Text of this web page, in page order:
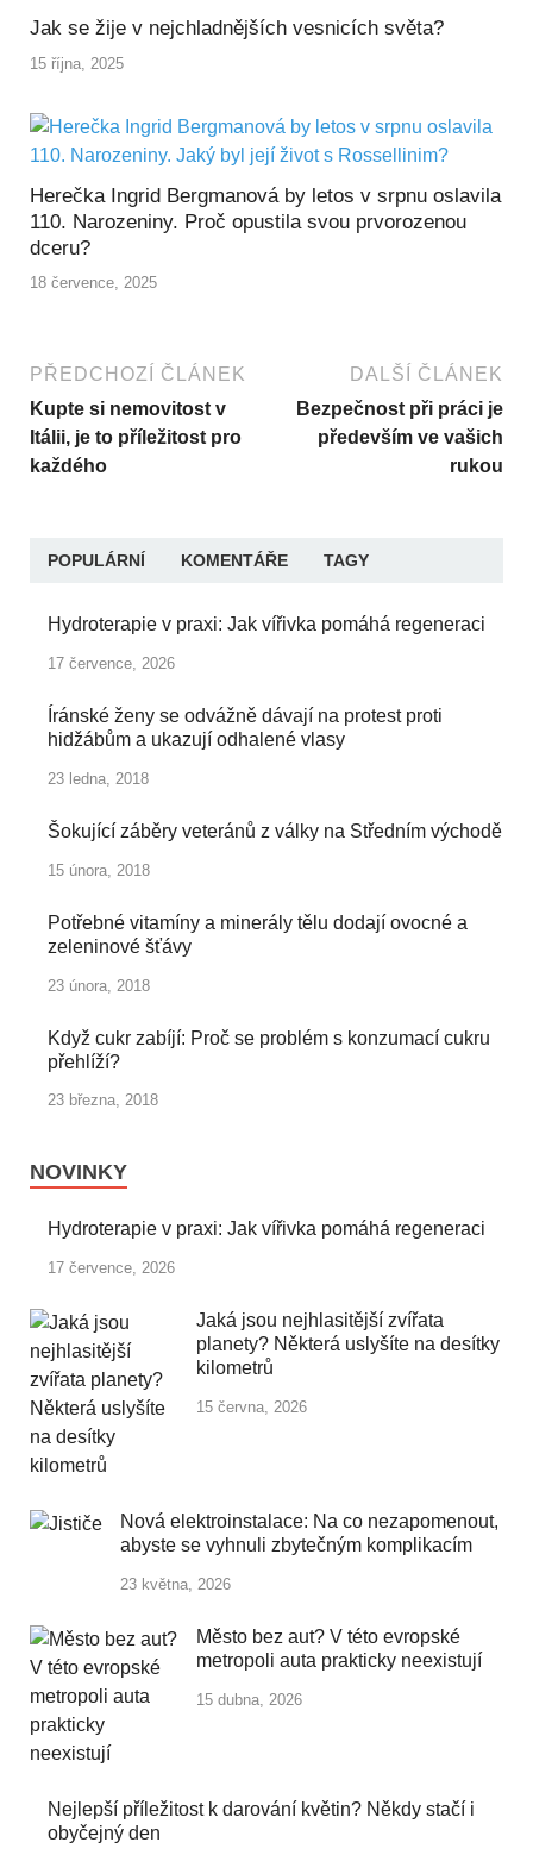
Jak se žije v nejchladnějších vesnicích světa?
15 října, 2025
Herečka Ingrid Bergmanová by letos v srpnu oslavila
110. Narozeniny. Proč opustila svou prvorozenou
dceru?
18 července, 2025
PŘEDCHOZÍ ČLÁNEK
Kupte si nemovitost v
Itálii, je to příležitost pro
každého
DALŠÍ ČLÁNEK
Bezpečnost při práci je
především ve vašich
rukou
POPULÁRNÍ KOMENTÁŘE TAGY
Hydroterapie v praxi: Jak vířivka pomáhá regeneraci
17 července, 2026
Íránské ženy se odvážně dávají na protest proti
hidžábům a ukazují odhalené vlasy
23 ledna, 2018
Šokující záběry veteránů z války na Středním východě
15 února, 2018
Potřebné vitamíny a minerály tělu dodají ovocné a
zeleninové šťávy
23 února, 2018
Když cukr zabíjí: Proč se problém s konzumací cukru
přehlíží?
23 března, 2018
NOVINKY
Hydroterapie v praxi: Jak vířivka pomáhá regeneraci
17 července, 2026
Jaká jsou nejhlasitější zvířata
planety? Některá uslyšíte na desítky
kilometrů
15 června, 2026
Nová elektroinstalace: Na co nezapomenout,
abyste se vyhnuli zbytečným komplikacím
23 května, 2026
Město bez aut? V této evropské
metropoli auta prakticky neexistují
15 dubna, 2026
Nejlepší příležitost k darování květin? Někdy stačí i
obyčejný den